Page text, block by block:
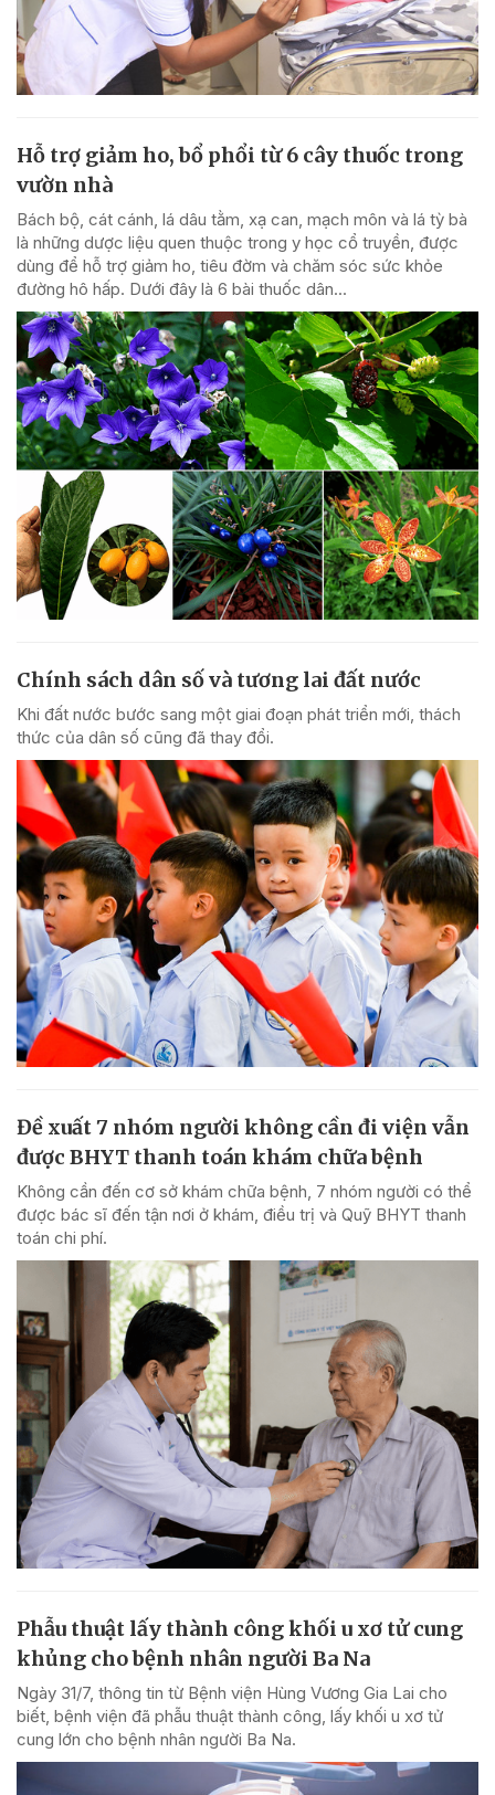
Hỗ trợ giảm ho, bổ phổi từ 6 cây thuốc trong
vườn nhà
Bách bộ, cát cánh, lá dâu tằm, xạ can, mạch môn và lá tỳ bà
là những dược liệu quen thuộc trong y học cổ truyền, được
dùng để hỗ trợ giảm ho, tiêu đờm và chăm sóc sức khỏe
đường hô hấp. Dưới đây là 6 bài thuốc dân...
Chính sách dân số và tương lai đất nước
Khi đất nước bước sang một giai đoạn phát triển mới, thách
thức của dân số cũng đã thay đổi.
Đề xuất 7 nhóm người không cần đi viện vẫn
được BHYT thanh toán khám chữa bệnh
Không cần đến cơ sở khám chữa bệnh, 7 nhóm người có thể
được bác sĩ đến tận nơi ở khám, điều trị và Quỹ BHYT thanh
toán chi phí.
Phẫu thuật lấy thành công khối u xơ tử cung
khủng cho bệnh nhân người Ba Na
Ngày 31/7, thông tin từ Bệnh viện Hùng Vương Gia Lai cho
biết, bệnh viện đã phẫu thuật thành công, lấy khối u xơ tử
cung lớn cho bệnh nhân người Ba Na.